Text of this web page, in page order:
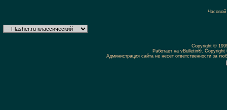
Copyright ©
Работает на vBulletin®.
Администрация сайта не несёт ответственности за